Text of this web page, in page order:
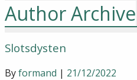
Author Archive
Slotsdysten
Byformand | 21/12/2022